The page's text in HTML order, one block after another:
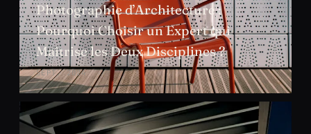
Photographie d’Architecture :
Pourquoi Choisir un Expert qui
Maîtrise les Deux Disciplines ?
SEPT. 2024